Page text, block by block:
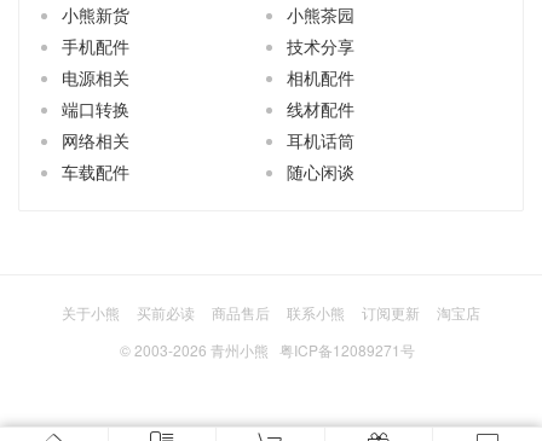
小熊新货
小熊茶园
手机配件
技术分享
电源相关
相机配件
端口转换
线材配件
网络相关
耳机话筒
车载配件
随心闲谈
关于小熊 买前必读 商品售后 联系小熊 订阅更新
淘宝店
© 2003-2026 青州小熊 粤ICP备12089271号